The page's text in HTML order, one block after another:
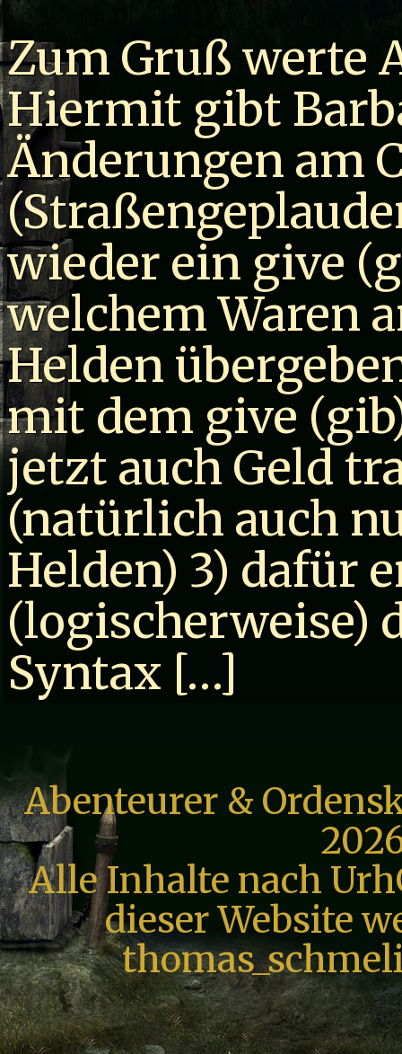
Zum Gruß werte
Hiermit gibt
Änderungen am
wieder ein give
welchem Waren
Helden
mit dem give
jetzt auch Geld
(natürlich auch
Helden) 3) dafür
(logischerweise)
Syntax […]
Abenteurer &
Alle Inhalte nach
dieser Website